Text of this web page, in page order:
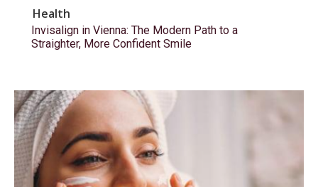
Health
Invisalign in Vienna: The Modern Path to a
Straighter, More Confident Smile